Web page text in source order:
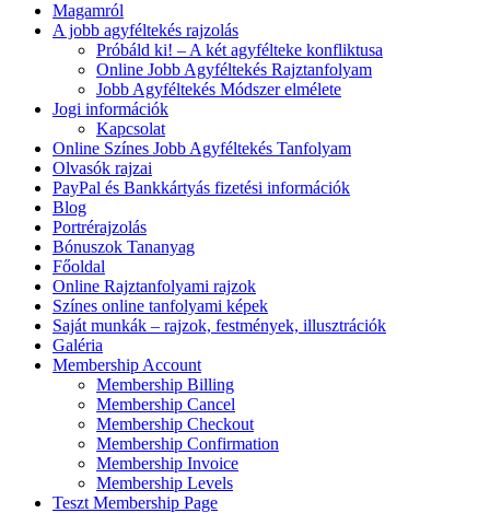
Magamról
A jobb agyféltekés rajzolás
Próbáld ki! – A két agyfélteke konfliktusa
Online Jobb Agyféltekés Rajztanfolyam
Jobb Agyféltekés Módszer elmélete
Jogi információk
Kapcsolat
Online Színes Jobb Agyféltekés Tanfolyam
Olvasók rajzai
PayPal és Bankkártyás fizetési információk
Blog
Portrérajzolás
Bónuszok Tananyag
Főoldal
Online Rajztanfolyami rajzok
Színes online tanfolyami képek
Saját munkák – rajzok, festmények, illusztrációk
Galéria
Membership Account
Membership Billing
Membership Cancel
Membership Checkout
Membership Confirmation
Membership Invoice
Membership Levels
Teszt Membership Page